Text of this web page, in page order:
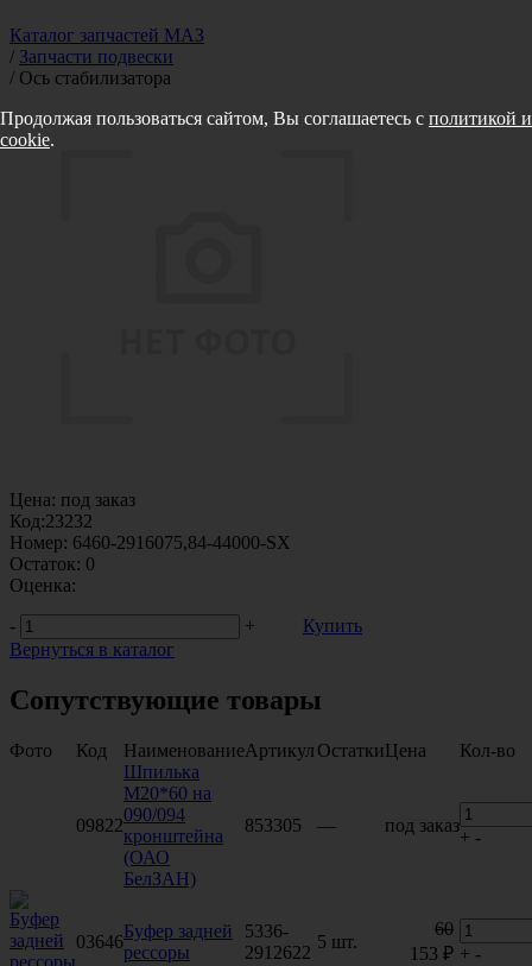
Каталог запчастей МАЗ
/ Запчасти подвески
/ Ось стабилизатора
Цена: под заказ
Код:23232
Номер: 6460-2916075,84-44000-SX
Остаток: 0
Оценка:
-
+
Купить
Вернуться в каталог
Сопутствующие товары
Фото Код НаименованиеАртикул ОстаткиЦена Кол-во
09822
Шпилька
М20*60 на
090/094
кронштейна
(ОАО
БелЗАН)
853305 — под заказ
+ -
03646
Буфер задней
рессоры
5336-
2912622
5 шт.
60
153 ₽ + -
Продолжая пользоваться сайтом, Вы соглашаетесь с политикой
cookie.